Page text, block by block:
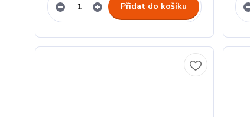
Přidat do košíku